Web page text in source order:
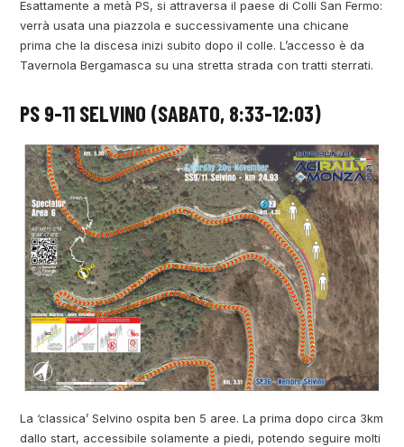
Esattamente a metà PS, si attraversa il paese di Colli San Fermo:
verrà usata una piazzola e successivamente una chicane
prima che la discesa inizi subito dopo il colle. L’accesso è da
Tavernola Bergamasca su una stretta strada con tratti sterrati.
PS 9-11 SELVINO (SABATO, 8:33-12:03)
La ‘classica’ Selvino ospita ben 5 aree. La prima dopo circa 3km
dallo start, accessibile solamente a piedi, potendo seguire molti